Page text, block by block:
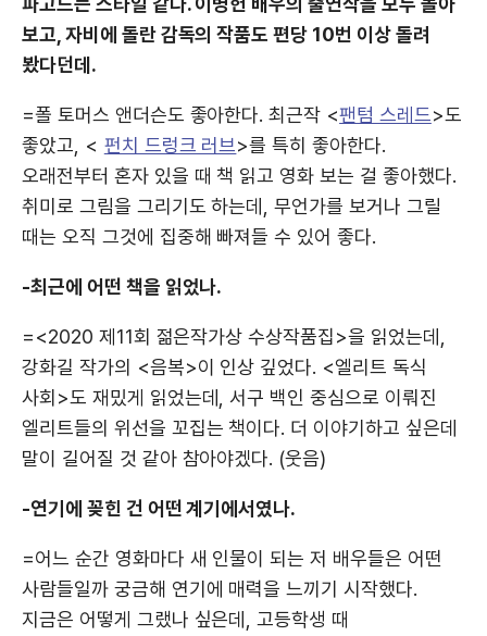
보고, 자비에 돌란 감독의 작품도 편당 10번 이상 돌려
봤다던데.
=폴 토머스 앤더슨도 좋아한다. 최근작 <팬텀 스레드>도
좋았고, < 펀치 드렁크 러브>를 특히 좋아한다.
오래전부터 혼자 있을 때 책 읽고 영화 보는 걸 좋아했다.
취미로 그림을 그리기도 하는데, 무언가를 보거나 그릴
때는 오직 그것에 집중해 빠져들 수 있어 좋다.
-최근에 어떤 책을 읽었나.
=<2020 제11회 젊은작가상 수상작품집>을 읽었는데,
강화길 작가의 <음복>이 인상 깊었다. <엘리트 독식
사회>도 재밌게 읽었는데, 서구 백인 중심으로 이뤄진
엘리트들의 위선을 꼬집는 책이다. 더 이야기하고 싶은데
말이 길어질 것 같아 참아야겠다. (웃음)
-연기에 꽂힌 건 어떤 계기에서였나.
=어느 순간 영화마다 새 인물이 되는 저 배우들은 어떤
사람들일까 궁금해 연기에 매력을 느끼기 시작했다.
지금은 어떻게 그랬나 싶은데, 고등학생 때